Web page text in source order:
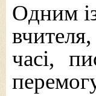
Одним
часі,